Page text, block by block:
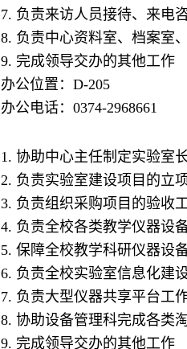
7. 负责来访人员接待、来电
8. 负责中心资料室、档案室
9. 完成领导交办的其他工作
办公位置：D-205
办公电话：0374-2968661
1. 协助中心主任制定实验室
2. 负责实验室建设项目的立
3. 负责组织采购项目的验收
4. 负责全校各类教学仪器设
5. 保障全校教学科研仪器设
6. 负责全校实验室信息化建
7. 负责大型仪器共享平台工
8. 协助设备管理科完成各类
9. 完成领导交办的其他工作